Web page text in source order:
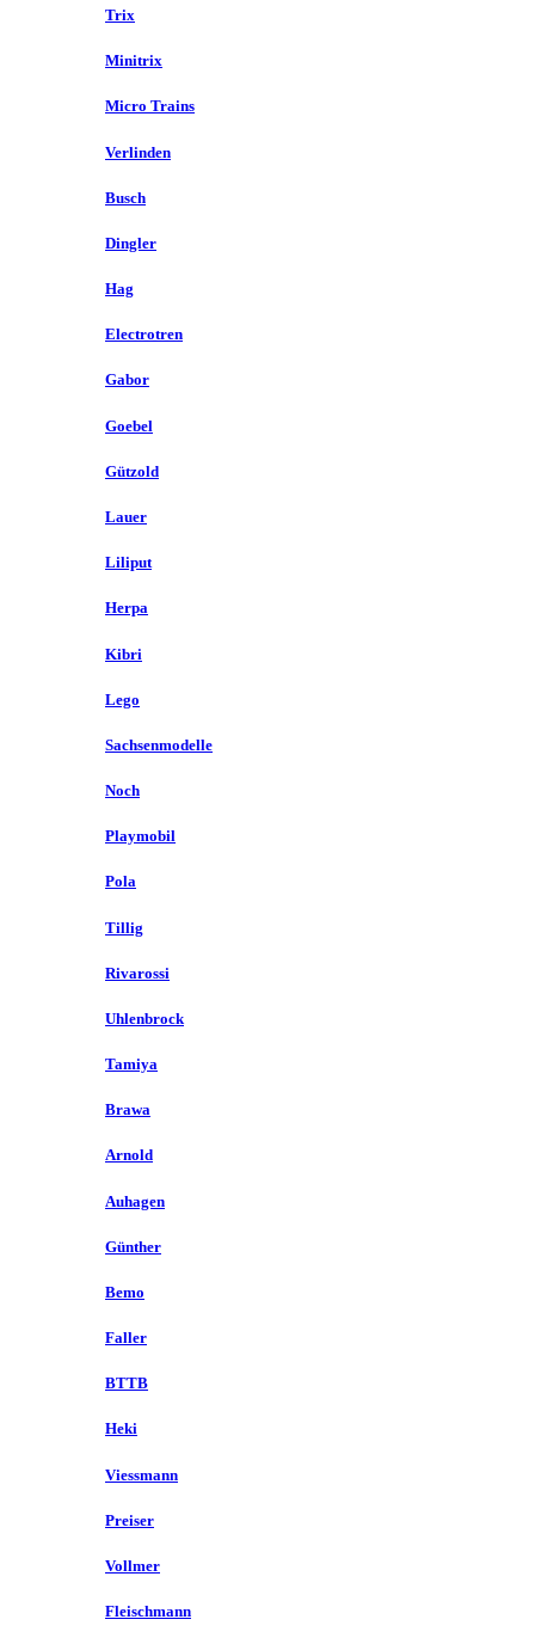
Trix
Minitrix
Micro Trains
Verlinden
Busch
Dingler
Hag
Electrotren
Gabor
Goebel
Gützold
Lauer
Liliput
Herpa
Kibri
Lego
Sachsenmodelle
Noch
Playmobil
Pola
Tillig
Rivarossi
Uhlenbrock
Tamiya
Brawa
Arnold
Auhagen
Günther
Bemo
Faller
BTTB
Heki
Viessmann
Preiser
Vollmer
Fleischmann